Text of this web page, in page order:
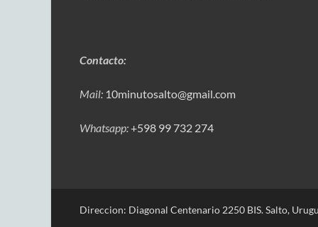
Contacto:
Mail: 10minutosalto@gmail.com
Whatsapp:+598 99 732 274
Direccion: Diagonal Centenario 2250 BIS. Salto,